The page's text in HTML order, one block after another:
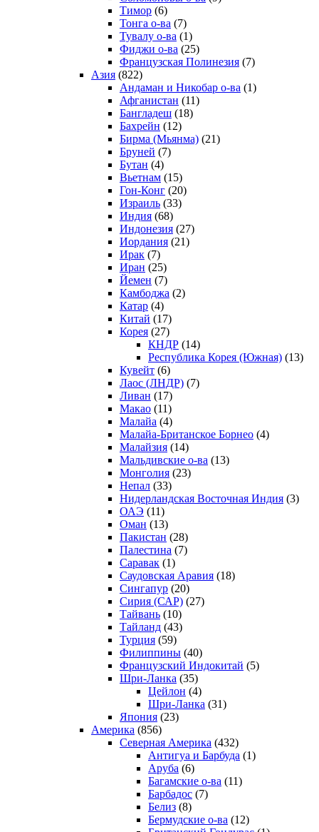
Тимор (6)
Тонга о-ва (7)
Тувалу о-ва (1)
Фиджи о-ва (25)
Французская Полинезия (7)
Азия (822)
Андаман и Никобар о-ва (1)
Афганистан (11)
Бангладеш (18)
Бахрейн (12)
Бирма (Мьянма) (21)
Бруней (7)
Бутан (4)
Вьетнам (15)
Гон-Конг (20)
Израиль (33)
Индия (68)
Индонезия (27)
Иордания (21)
Ирак (7)
Иран (25)
Йемен (7)
Камбоджа (2)
Катар (4)
Китай (17)
Корея (27)
КНДР (14)
Республика Корея (Южная) (13)
Кувейт (6)
Лаос (ЛНДР) (7)
Ливан (17)
Макао (11)
Малайа (4)
Малайа-Британское Борнео (4)
Малайзия (14)
Мальдивские о-ва (13)
Монголия (23)
Непал (33)
Нидерландская Восточная Индия (3)
ОАЭ (11)
Оман (13)
Пакистан (28)
Палестина (7)
Саравак (1)
Саудовская Аравия (18)
Сингапур (20)
Сирия (САР) (27)
Тайвань (10)
Тайланд (43)
Турция (59)
Филиппины (40)
Французский Индокитай (5)
Шри-Ланка (35)
Цейлон (4)
Шри-Ланка (31)
Япония (23)
Америка (856)
Северная Америка (432)
Антигуа и Барбуда (1)
Аруба (6)
Багамские о-ва (11)
Барбадос (7)
Белиз (8)
Бермудские о-ва (12)